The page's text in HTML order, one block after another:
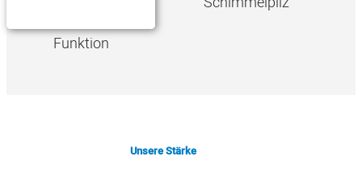
Funktion
Unsere Stärke